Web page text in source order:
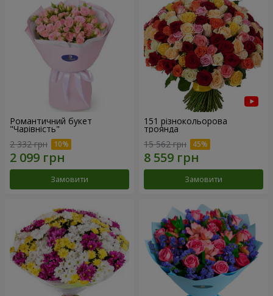
Романтичний букет
"Чарівність"
2 332 грн
Замовити
151 різнокольорова
троянда
15 562 грн
Замовити